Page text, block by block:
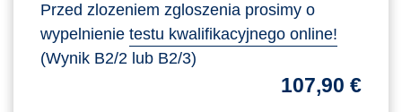
Przed zlozeniem zgloszenia prosimy o
wypelnienie testu kwalifikacyjnego online!
(Wynik B2/2 lub B2/3)
107,90 €